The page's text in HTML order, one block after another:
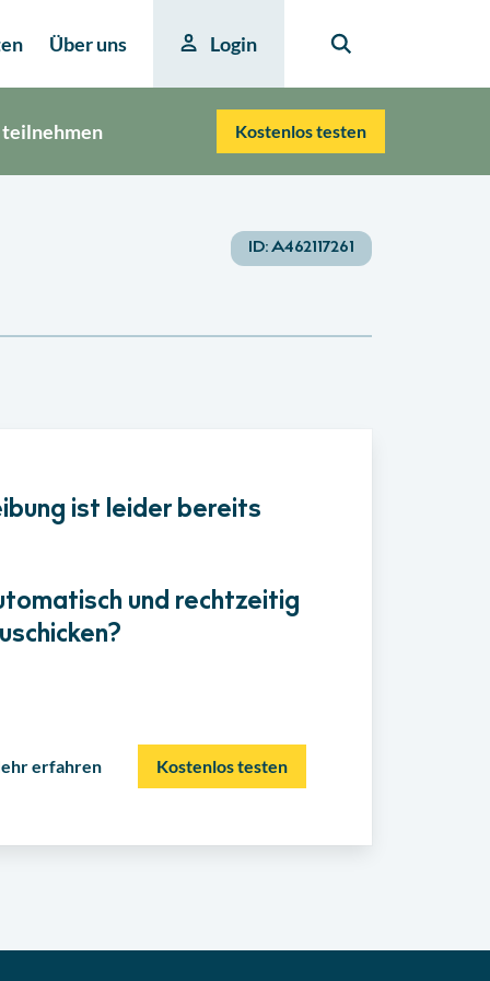
Über uns Login
teilnehmen Kostenlos testen
ID:A462117261
ist leider bereits
und rechtzeitig
erfahren Kostenlos testen